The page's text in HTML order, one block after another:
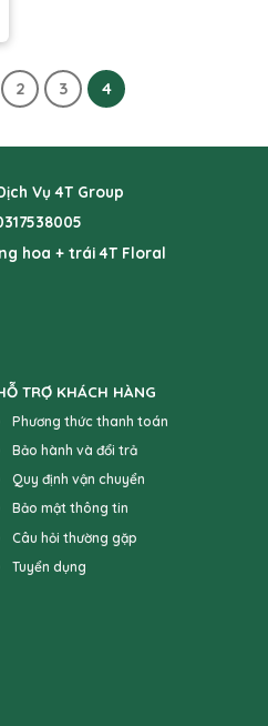
2 3 4
Vụ 4T Group
hoa + trái 4T Floral
TRỢ KHÁCH HÀNG
Phương thức thanh toán
Bảo hành và đổi trả
Quy định vận chuyển
Bảo mật thông tin
Câu hỏi thường gặp
Tuyển dụng